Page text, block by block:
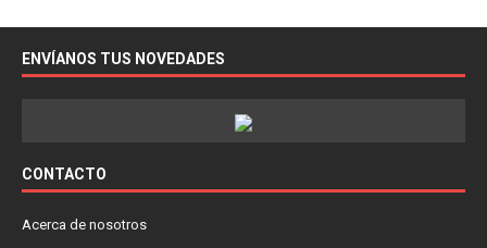
ENVÍANOS TUS NOVEDADES
CONTACTO
Acerca de nosotros